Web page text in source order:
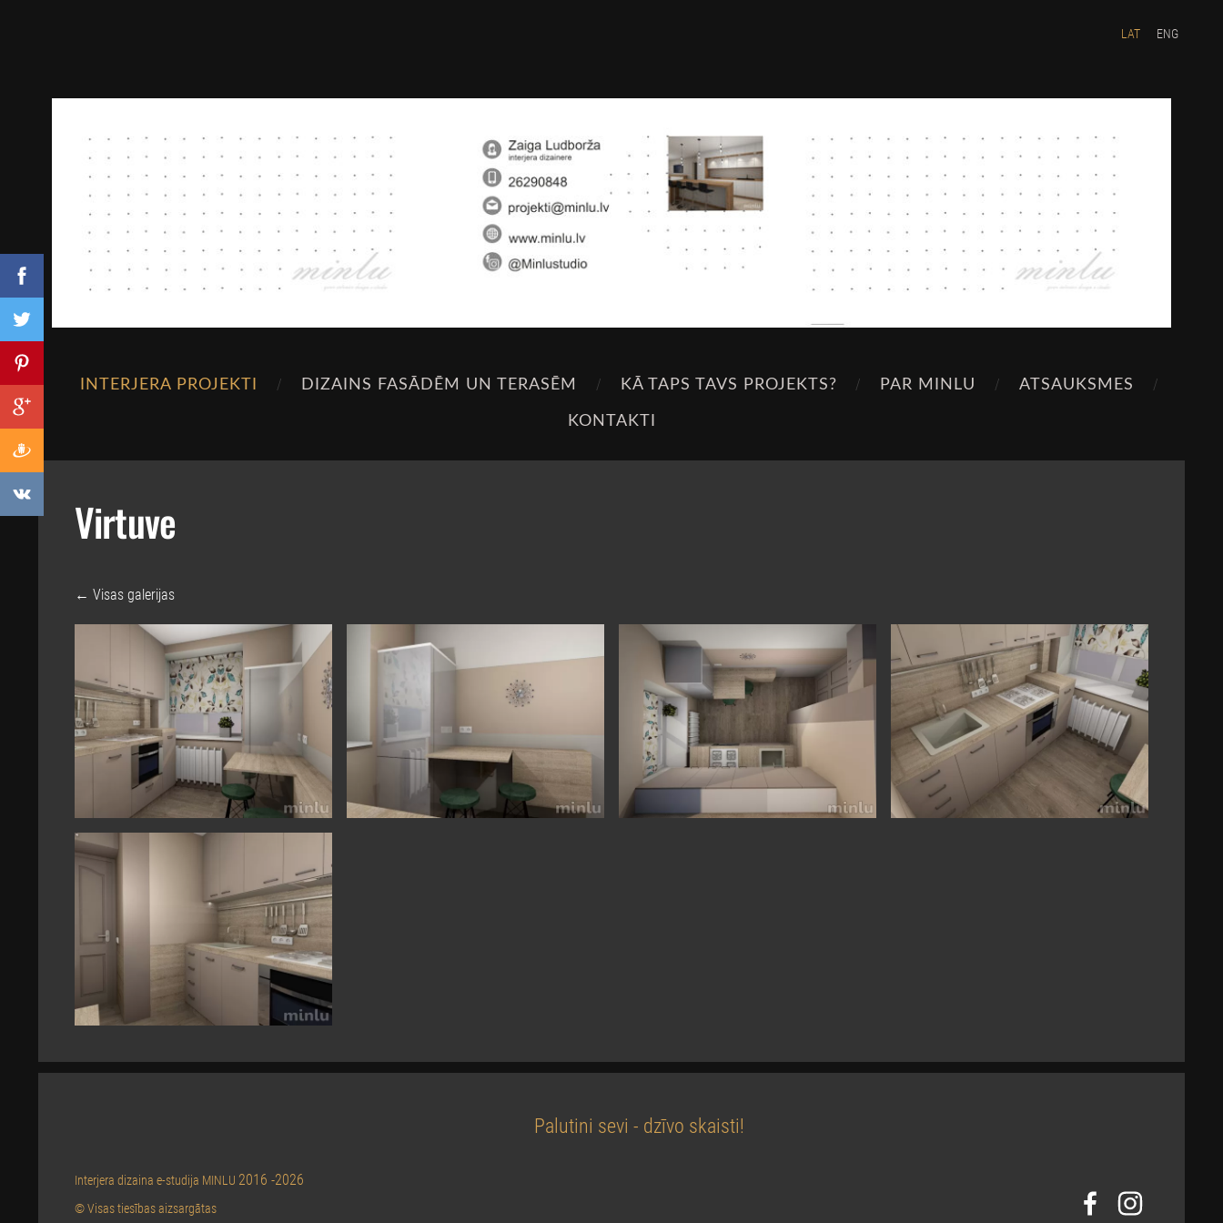
INTERJERA PROJEKTI DIZAINS FASĀDĒM UN TERASĒM KĀ TAPS TAVS PROJEKTS? PAR MINLU
ATSAUKSMES
KONTAKTI
LAT ENG
Virtuve
Visas galerijas
Palutini sevi - dzīvo skaisti!
Interjera dizaina e-studija MINLU 2016 -2026
© Visas tiesības aizsargātas